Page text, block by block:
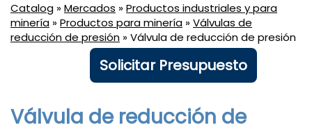
Catalog »Mercados »Productos industriales y para
minería »Productos para minería »Válvulas de
reducción de presión » Válvula de reducción de presión
Solicitar Presupuesto
Válvula de reducción de